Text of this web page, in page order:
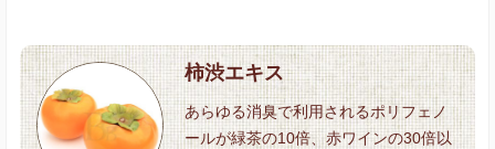
柿渋エキス
あらゆる消臭で利用されるポリフェノ
ールが緑茶の10倍、赤ワインの30倍以